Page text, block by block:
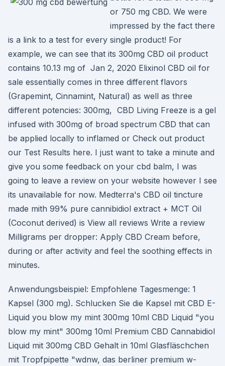
or 750 mg CBD. We were
impressed by the fact there
is a link to a test for every single product! For
example, we can see that its 300mg CBD oil product
contains 10.13 mg of Jan 2, 2020 Elixinol CBD oil for
sale essentially comes in three different flavors
(Grapemint, Cinnamint, Natural) as well as three
different potencies: 300mg, CBD Living Freeze is a gel
infused with 300mg of broad spectrum CBD that can
be applied locally to inflamed or Check out product
our Test Results here. I just want to take a minute and
give you some feedback on your cbd balm, I was
going to leave a review on your website however I see
its unavailable for now. Medterra's CBD oil tincture
made mith 99% pure cannibidiol extract + MCT Oil
(Coconut derived) is View all reviews Write a review
Milligrams per dropper: Apply CBD Cream before,
during or after activity and feel the soothing effects in
minutes.
Anwendungsbeispiel: Empfohlene Tagesmenge: 1
Kapsel (300 mg). Schlucken Sie die Kapsel mit CBD E-
Liquid you blow my mint 300mg 10ml CBD Liquid "you
blow my mint" 300mg 10ml Premium CBD Cannabidiol
Liquid mit 300mg CBD Gehalt in 10ml Glasfläschchen
mit Tropfpipette "wdnw, das berliner premium w-